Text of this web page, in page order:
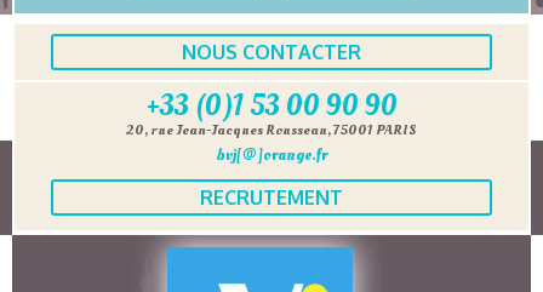
NOUS CONTACTER
+33 (0)1 53 00 90 90
20, rue Jean-Jacques Rousseau, 75001 PARIS
bvj[@]orange.fr
RECRUTEMENT